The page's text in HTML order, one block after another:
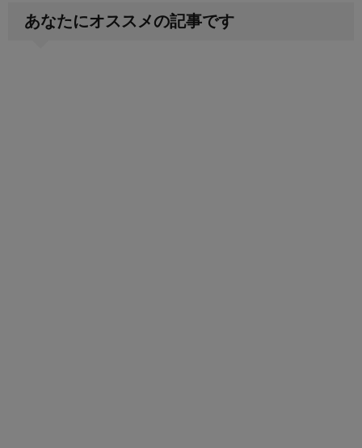
あなたにオススメの記事です